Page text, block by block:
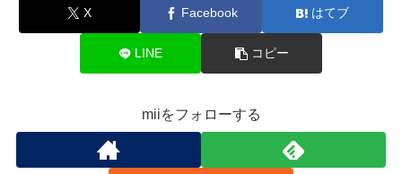
X Facebook はてブ
LINE コピー
miiをフォローする